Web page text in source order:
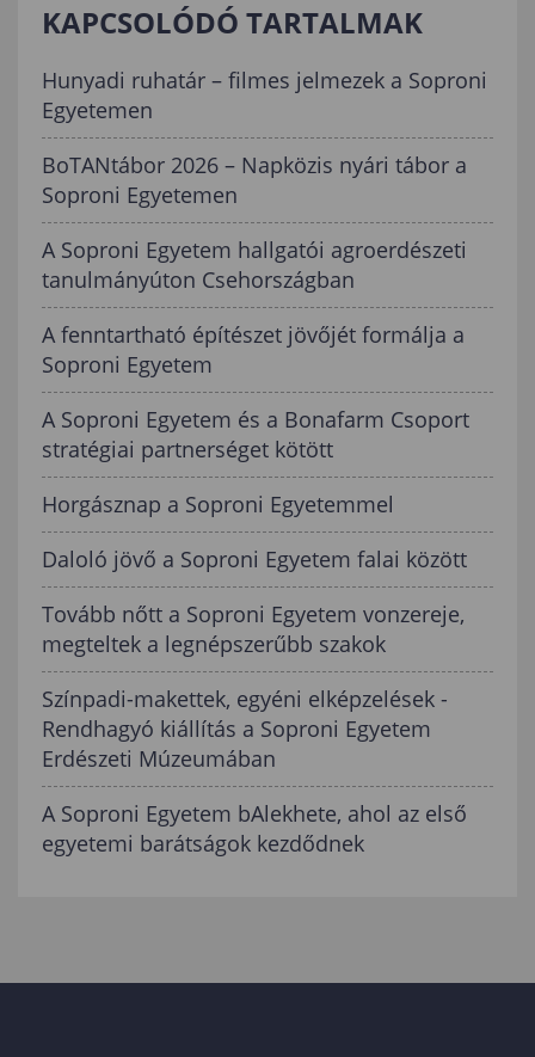
KAPCSOLÓDÓ TARTALMAK
Hunyadi ruhatár – filmes jelmezek a Soproni
Egyetemen
BoTANtábor 2026 – Napközis nyári tábor a
Soproni Egyetemen
A Soproni Egyetem hallgatói agroerdészeti
tanulmányúton Csehországban
A fenntartható építészet jövőjét formálja a
Soproni Egyetem
A Soproni Egyetem és a Bonafarm Csoport
stratégiai partnerséget kötött
Horgásznap a Soproni Egyetemmel
Daloló jövő a Soproni Egyetem falai között
Tovább nőtt a Soproni Egyetem vonzereje,
megteltek a legnépszerűbb szakok
Színpadi-makettek, egyéni elképzelések -
Rendhagyó kiállítás a Soproni Egyetem
Erdészeti Múzeumában
A Soproni Egyetem bAlekhete, ahol az első
egyetemi barátságok kezdődnek